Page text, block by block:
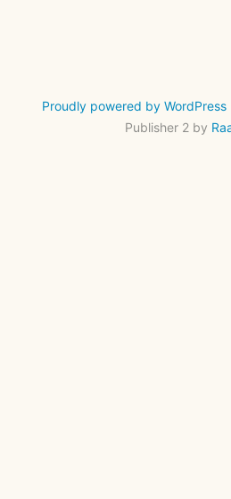
Proudly powered by WordPress
Publisher 2 by